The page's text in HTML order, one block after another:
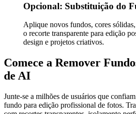
Opcional: Substituição do
Aplique novos fundos, cores
o recorte transparente para edição
design e projetos criativos.
Comece a Remover
de AI
Junte-se a milhões de usuários que
fundo para edição profissional de fotos.